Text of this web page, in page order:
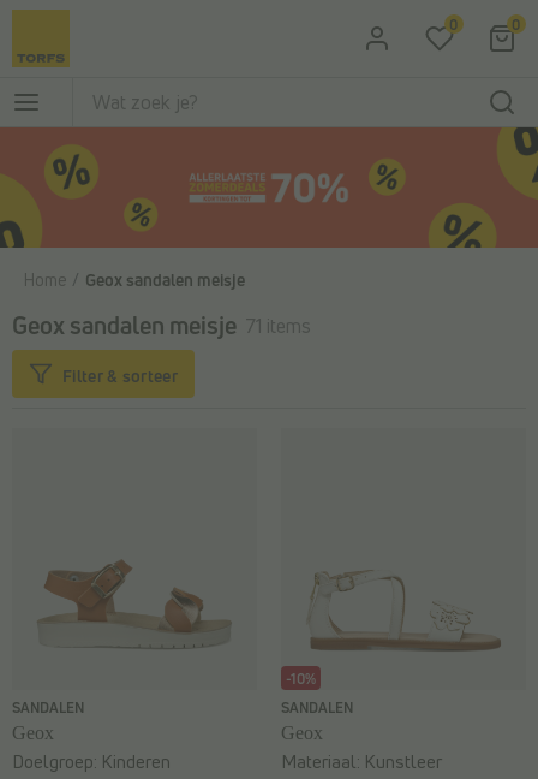
Ga naar de hoofdinhoud 0 0
Home Geox sandalen meisje
Geox sandalen meisje 71 items
Filter & sorteer
SANDALEN
Geox
Doelgroep: Kinderen
-10%
SANDALEN
Geox
Materiaal: Kunstleer